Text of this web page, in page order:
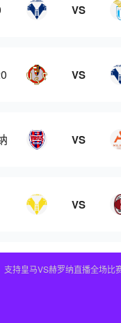
VS
VS
VS
VS
持皇马VS赫罗纳直播全场